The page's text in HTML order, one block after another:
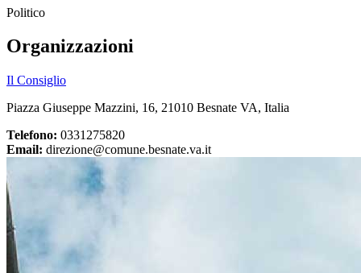
Politico
Organizzazioni
Il Consiglio
Piazza Giuseppe Mazzini, 16, 21010 Besnate VA, Italia
Telefono: 0331275820
Email: direzione@comune.besnate.va.it